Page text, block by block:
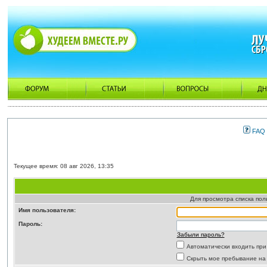
FAQ
Текущее время: 08 авг 2026, 13:35
Для просмотра списка
Имя пользователя:
Пароль:
Забыли пароль?
Автоматически входить
Скрыть мое пребывание